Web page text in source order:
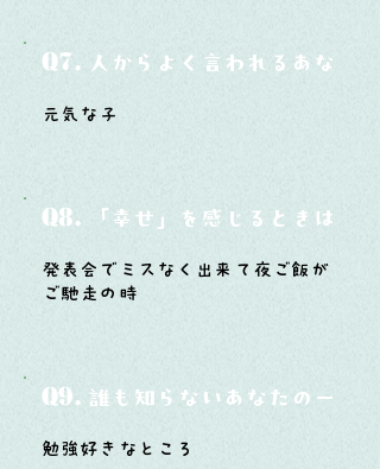
Q7. 人からよく言われるあなたの
元気な子
Q8. 「幸せ」を感じるときはどん
発表会でミスなく出来て夜ご飯が
ご馳走の時
Q9. 誰も知らないあなたの一面は
勉強好きなところ